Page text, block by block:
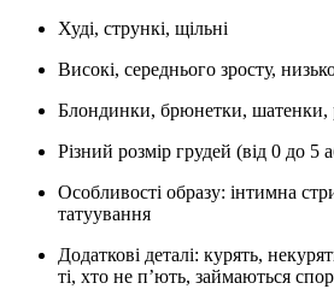
Худі, стрункі, щільні
Високі, середнього зросту,
Блондинки, брюнетки, шатенки,
Різний розмір грудей (від 0 до 5
Особливості образу: інтимна
татуування
Додаткові деталі: курять,
ті, хто не п’ють, займаються